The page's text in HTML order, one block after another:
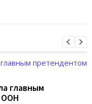
главным
ООН